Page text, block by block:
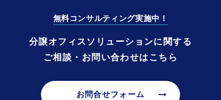
無料コンサルティング実施中！
分譲オフィスソリューションに関する
ご相談・お問い合わせはこちら
お問合せフォーム arrow_right_alt